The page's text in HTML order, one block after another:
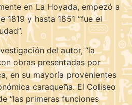
en La Hoyada, empezó a
1819 y hasta 1851 “fue el
del autor, “la
obras presentadas por
en su mayoría provenientes
caraqueña. El Coliseo
“las primeras funciones